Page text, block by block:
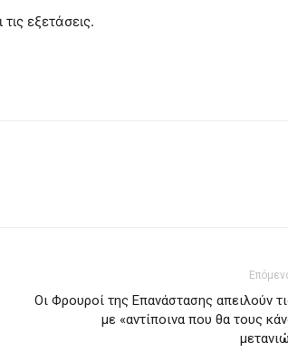
εξετάσεις.
Οι Φρουροί της Επανάστασης απειλούν
με «αντίποινα που θα τους